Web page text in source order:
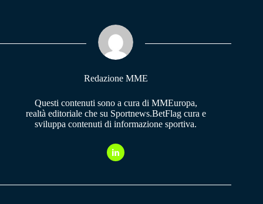
pp m
Redazione MME
Questi contenuti sono a cura di MMEuropa,
realtà editoriale che su Sportnews.BetFlag cura e
sviluppa contenuti di informazione sportiva.